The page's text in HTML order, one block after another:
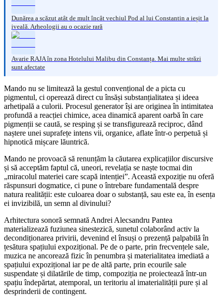
Dunărea a scăzut atât de mult încât vechiul Pod al lui Constantin a ieșit la
iveală. Arheologii au o ocazie rară
Avarie RAJA în zona Hotelului Malibu din Constanța. Mai multe străzi
sunt afectate
Mando nu se limitează la gestul convențional de a picta cu
pigmentul, ci operează direct cu însăși substanțialitatea și ideea
arhetipală a culorii. Procesul generator își are originea în intimitatea
profundă a reacției chimice, acea dinamică aparent oarbă în care
pigmenții se caută, se resping și se transfigurează reciproc, dând
naștere unei suprafețe intens vii, organice, aflate într-o perpetuă și
hipnotică mișcare lăuntrică.
Mando ne provoacă să renunțăm la căutarea explicațiilor discursive
și să acceptăm faptul că, uneori, revelația se naște tocmai din
„miracolul materiei care scapă intenției”. Această expoziție nu oferă
răspunsuri dogmatice, ci pune o întrebare fundamentală despre
natura realității: este culoarea doar o substanță, sau este ea, în esența
ei invizibilă, un semn al divinului?
Arhitectura sonoră semnată Andrei Alecsandru Pantea
materializează fuziunea sinestezică, sunetul colaborând activ la
decondiționarea privirii, devenind el însuși o prezență palpabilă în
țesătura spațiului expozițional. Pe de o parte, prin frecvențele sale,
muzica ne ancorează fizic în penumbra și materialitatea imediată a
spațiului expozițional iar pe de altă parte, prin ecourile sale
suspendate și dilatările de timp, compoziția ne proiectează într-un
spațiu îndepărtat, atemporal, un teritoriu al imaterialității pure și al
desprinderii de contingent.